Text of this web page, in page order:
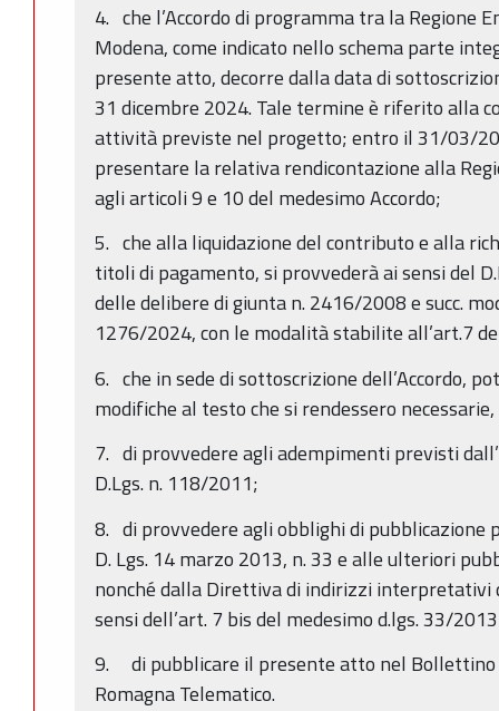
4. che l’Accordo di programma tra la Regione
Modena, come indicato nello schema parte
presente atto, decorre dalla data di
31 dicembre 2024. Tale termine è riferito alla
attività previste nel progetto; entro il 31/03/
presentare la relativa rendicontazione alla
agli articoli 9 e 10 del medesimo Accordo;
5. che alla liquidazione del contributo e alla
titoli di pagamento, si provvederà ai sensi del
delle delibere di giunta n. 2416/2008 e succ.
1276/2024, con le modalità stabilite all’art.7
6. che in sede di sottoscrizione dell’Accordo,
modifiche al testo che si rendessero
7. di provvedere agli adempimenti previsti
D.Lgs. n. 118/2011;
8. di provvedere agli obblighi di pubblicazione
D. Lgs. 14 marzo 2013, n. 33 e alle ulteriori
nonché dalla Direttiva di indirizzi interpretativi
sensi dell’art. 7 bis del medesimo d.lgs. 33/
9. di pubblicare il presente atto nel Bollettino
Romagna Telematico.